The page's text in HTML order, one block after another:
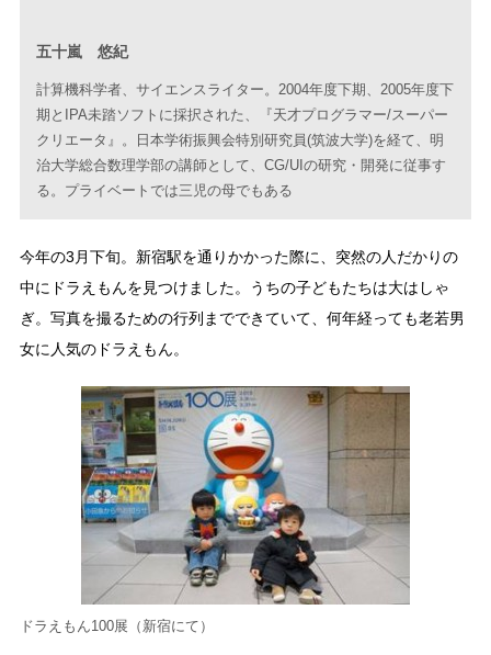
五十嵐 悠紀
計算機科学者、サイエンスライター。2004年度下期、2005年度下
期とIPA未踏ソフトに採択された、『天才プログラマー/スーパー
クリエータ』。日本学術振興会特別研究員(筑波大学)を経て、明
治大学総合数理学部の講師として、CG/UIの研究・開発に従事す
る。プライベートでは三児の母でもある
今年の3月下旬。新宿駅を通りかかった際に、突然の人だかりの
中にドラえもんを見つけました。うちの子どもたちは大はしゃ
ぎ。写真を撮るための行列までできていて、何年経っても老若男
女に人気のドラえもん。
ドラえもん100展（新宿にて）